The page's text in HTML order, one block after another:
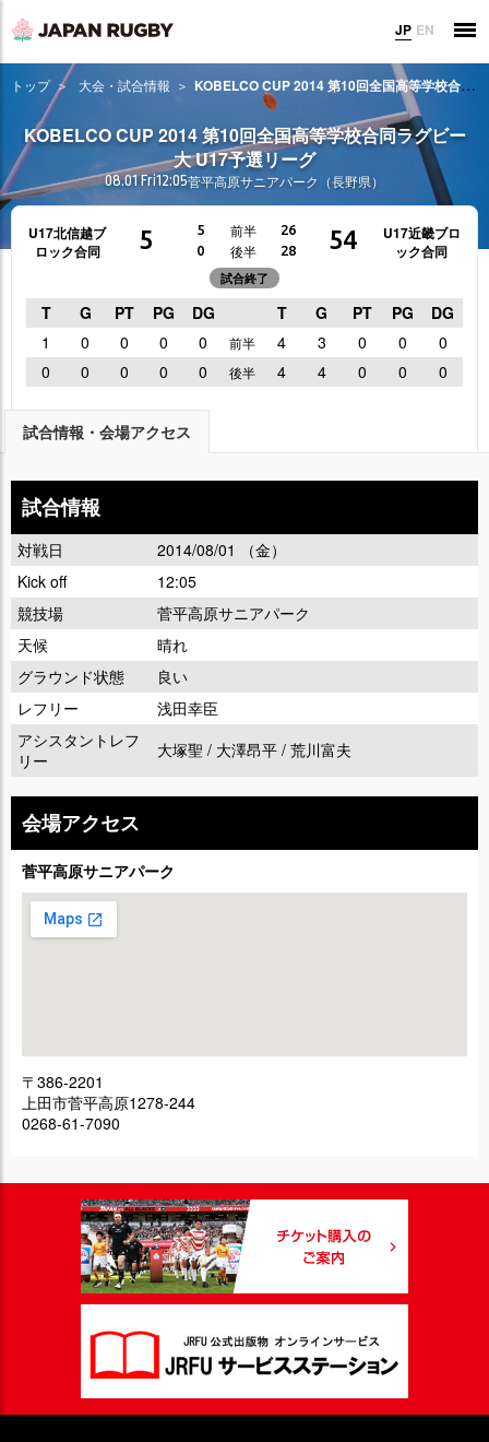
JP EN
トップ 大会・試合情報 KOBELCO CUP 2014 第10回全国高等学校合同ラグビー大 U17予選リーグ
KOBELCO CUP 2014 第10回全国高等学校合同ラグビー
大 U17予選リーグ
08.01 Fri12:05菅平高原サニアパーク（長野県）
U17北信越ブ
ロック合同
5 5 前半
26
0
後半 28
試合終了
54
U17近畿ブロ
ック合同
T G PT PG DG T G PT PG
DG
1
0 0 0 0 前半 4 3 0 0
0
0
0 0 0 0 後半 4 4 0 0 0
試合情報・会場アクセス
試合情報
対戦日
2014/08/01 （金）
Kick off
12:05
競技場
菅平高原サニアパーク
天候
晴れ
グラウンド状態
良い
レフリー
浅田幸臣
アシスタントレフ
リー
大塚聖 / 大澤昂平 / 荒川富夫
会場アクセス
菅平高原サニアパーク
〒386-2201
上田市菅平高原1278-244
0268-61-7090